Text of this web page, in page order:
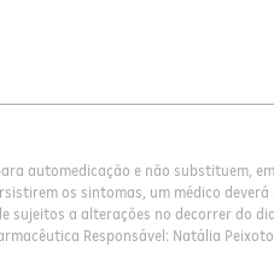
automedicação e não substituem,
os sintomas, um médico
sujeitos a alterações no decorrer do
Responsável: Natália